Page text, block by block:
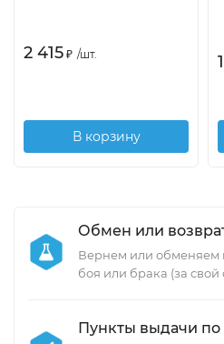
2 415 ₽ /шт.
В корзину
Обмен или
Вернем или обменяем
боя или брака (за свой
Пункты выдачи по